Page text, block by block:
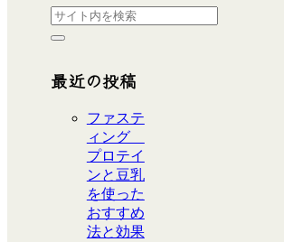
最近の投稿
ファステ
ィング
プロテイ
ンと豆乳
を使った
おすすめ
法と効果